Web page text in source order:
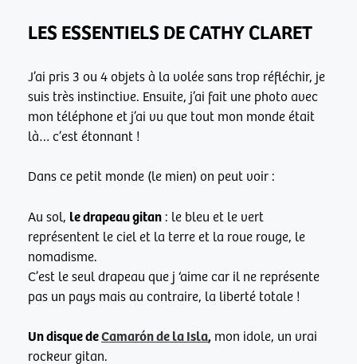
LES ESSENTIELS DE CATHY CLARET
J’ai pris 3 ou 4 objets à la volée sans trop réfléchir, je
suis très instinctive. Ensuite, j’ai fait une photo avec
mon téléphone et j’ai vu que tout mon monde était
là… c’est étonnant !
Dans ce petit monde (le mien) on peut voir :
Au sol, le drapeau gitan : le bleu et le vert
représentent le ciel et la terre et la roue rouge, le
nomadisme.
C’est le seul drapeau que j ‘aime car il ne représente
pas un pays mais au contraire, la liberté totale !
Un disque deCamarón de la Isla, mon idole, un vrai
rockeur gitan.